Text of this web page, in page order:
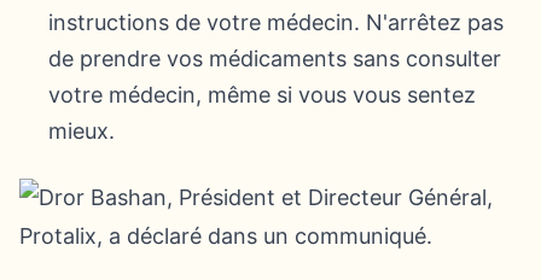
instructions de votre médecin. N'arrêtez pas
de prendre vos médicaments sans consulter
votre médecin, même si vous vous sentez
mieux.